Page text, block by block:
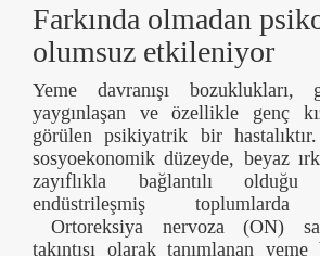
Farkında olmadan
olumsuz etkileniyor
Yeme davranışı bozuklukları,
yaygınlaşan ve özellikle genç
görülen psikiyatrik bir
sosyoekonomik düzeyde, beyaz
zayıflıkla bağlantılı
endüstrileşmiş toplumlarda
Ortoreksiya nervoza (ON)
takıntısı olarak tanımlanan